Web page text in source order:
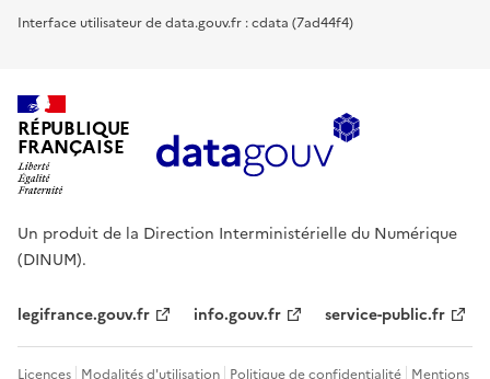
Interface utilisateur de data.gouv.fr : cdata (7ad44f4)
RÉPUBLIQUE
FRANÇAISE
Un produit de la Direction Interministérielle du Numérique
(DINUM).
legifrance.gouv.fr info.gouv.fr service-public.fr
Licences Modalités d'utilisation Politique de confidentialité Mentions